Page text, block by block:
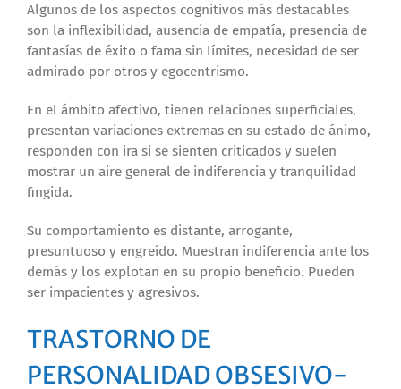
Algunos de los aspectos cognitivos más destacables
son la inflexibilidad, ausencia de empatía, presencia de
fantasías de éxito o fama sin límites, necesidad de ser
admirado por otros y egocentrismo.
En el ámbito afectivo, tienen relaciones superficiales,
presentan variaciones extremas en su estado de ánimo,
responden con ira si se sienten criticados y suelen
mostrar un aire general de indiferencia y tranquilidad
fingida.
Su comportamiento es distante, arrogante,
presuntuoso y engreído. Muestran indiferencia ante los
demás y los explotan en su propio beneficio. Pueden
ser impacientes y agresivos.
TRASTORNO DE
PERSONALIDAD OBSESIVO-